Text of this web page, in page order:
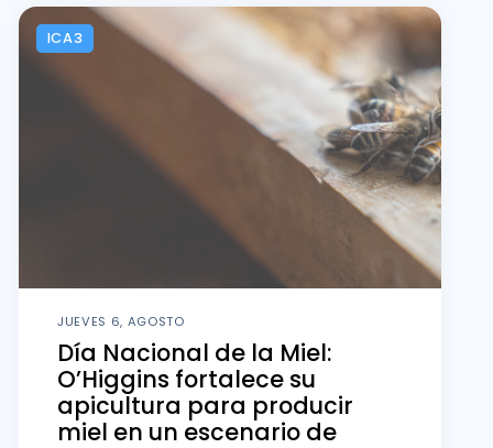
ICA3
JUEVES 6, AGOSTO
Día Nacional de la Miel:
O’Higgins fortalece su
apicultura para producir
miel en un escenario de